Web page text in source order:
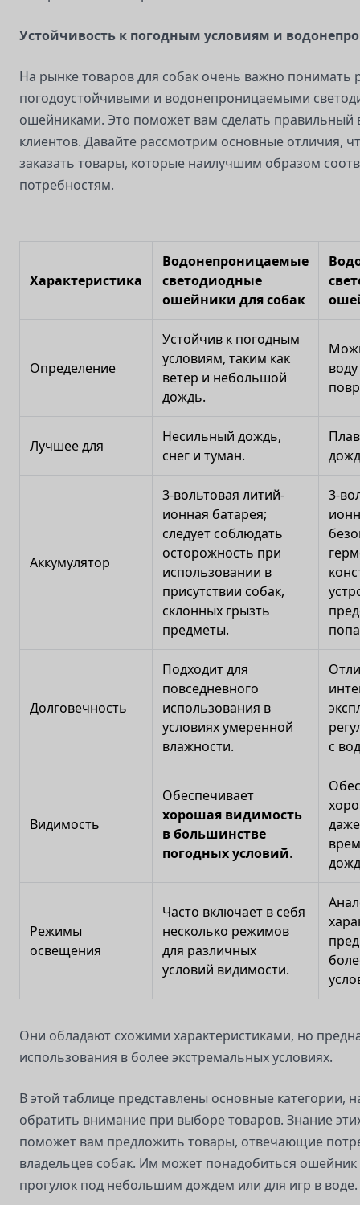
Устойчивость к погодным условиям и
На рынке товаров для собак очень важно понимать
погодоустойчивыми и водонепроницаемыми
ошейниками. Это поможет вам сделать правильный
клиентов. Давайте рассмотрим основные отличия,
заказать товары, которые наилучшим образом
потребностям.
Характеристика
Водонепроницаемые
светодиодные
ошейники для собак
Определение
Устойчив к погодным
условиям, таким как
ветер и небольшой
дождь.
Лучшее для
Несильный дождь,
снег и туман.
Аккумулятор
3-вольтовая литий-
ионная батарея;
следует соблюдать
осторожность при
использовании в
присутствии собак,
склонных грызть
предметы.
3-
Долговечность
Подходит для
повседневного
использования в
условиях умеренной
влажности.
с
Видимость
Обеспечивает
хорошая видимость
в большинстве
погодных условий.
Режимы
освещения
Часто включает в себя
несколько режимов
для различных
условий видимости.
Они обладают схожими характеристиками, но
использования в более экстремальных условиях.
В этой таблице представлены основные категории,
обратить внимание при выборе товаров. Знание
поможет вам предложить товары, отвечающие
владельцев собак. Им может понадобиться ошейник
прогулок под небольшим дождем или для игр в воде.